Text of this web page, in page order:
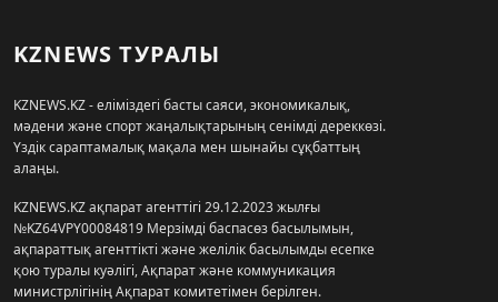
KZNEWS ТУРАЛЫ
KZNEWS.KZ - еліміздегі басты саяси, экономикалық,
мәдени және спорт жаңалықтарының сенімді дереккөзі.
Үздік сараптамалық мақала мен шынайы сұқбаттың
алаңы.
KZNEWS.KZ ақпарат агенттігі 29.12.2023 жылғы
№KZ64VPY00084819 Мерзімді баспасөз басылымын,
ақпараттық агенттікті және желілік басылымды есепке
қою туралы куәлігі, Ақпарат және коммуникация
министрлігінің Ақпарат комитетімен берілген.